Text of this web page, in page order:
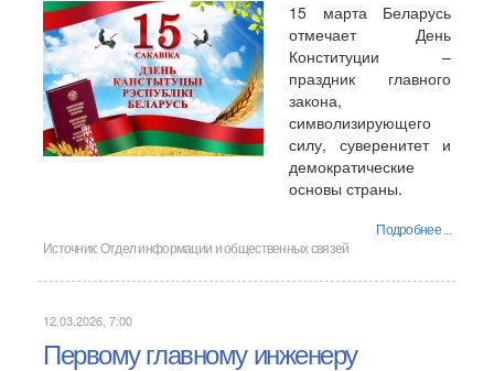
15 марта Беларусь
отмечает День
Конституции –
праздник главного
закона,
символизирующего
силу, суверенитет и
демократические
основы страны.
Подробнее ...
Источник:Отдел информации и общественных связей
12.03.2026, 7:00
Первому главному инженеру